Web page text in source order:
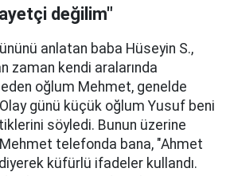
değilim"
anlatan baba Hüseyin S.,
zaman kendi aralarında
eden oğlum Mehmet, genelde
günü küçük oğlum Yusuf beni
söyledi. Bunun üzerine
telefonda bana, "Ahmet
küfürlü ifadeler kullandı.